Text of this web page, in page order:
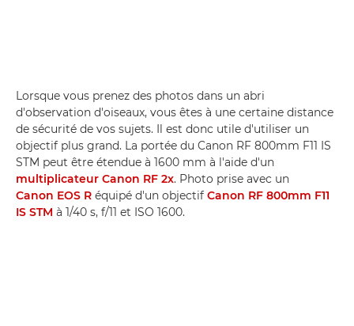
Lorsque vous prenez des photos dans un abri
d'observation d'oiseaux, vous êtes à une certaine distance
de sécurité de vos sujets. Il est donc utile d'utiliser un
objectif plus grand. La portée du Canon RF 800mm F11 IS
STM peut être étendue à 1600 mm à l'aide d'un
multiplicateur Canon RF 2x. Photo prise avec un
Canon EOS R équipé d'un objectif Canon RF 800mm F11
IS STM à 1/40 s, f/11 et ISO 1600.